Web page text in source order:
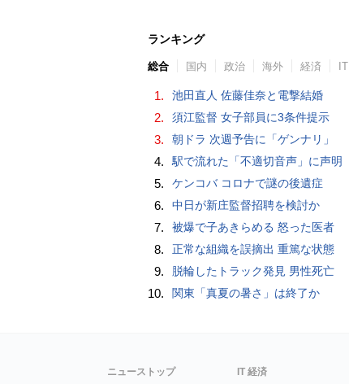
ランキング
総合 国内 政治 海外 経済 IT
1. 池田直人 佐藤佳奈と電撃結婚
2. 須江監督 女子部員に3条件提示
3. 朝ドラ 次週予告に「ゲンナリ」
4. 駅で流れた「不適切音声」に声明
5. ケンコバ コロナで謎の後遺症
6. 中日が新庄監督招聘を検討か
7. 被爆で子あきらめる 怒った医者
8. 正常な組織を誤摘出 重篤な状態
9. 脱輪したトラック発見 男性死亡
10. 関東「真夏の暑さ」は終了か
ニューストップ IT 経済